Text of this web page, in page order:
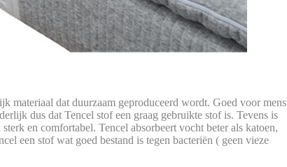
materiaal dat duurzaam geproduceerd wordt. Goed voor mens
dus dat Tencel stof een graag gebruikte stof is. Tevens is
en comfortabel. Tencel absorbeert vocht beter als katoen,
een stof wat goed bestand is tegen bacteriën ( geen vieze